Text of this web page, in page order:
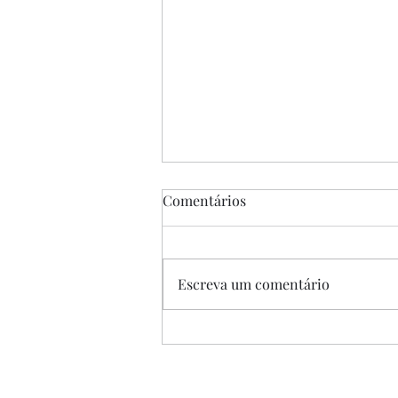
Comentários
Escreva um comentário